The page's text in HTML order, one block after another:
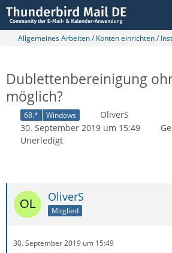
Allgemeines Arbeiten / Konten einrichten /
Dublettenbereinigung
möglich?
68.* Windows
OliverS
30. September 2019 um 15:49
Unerledigt
OliverS
Mitglied
30. September 2019 um 15:49